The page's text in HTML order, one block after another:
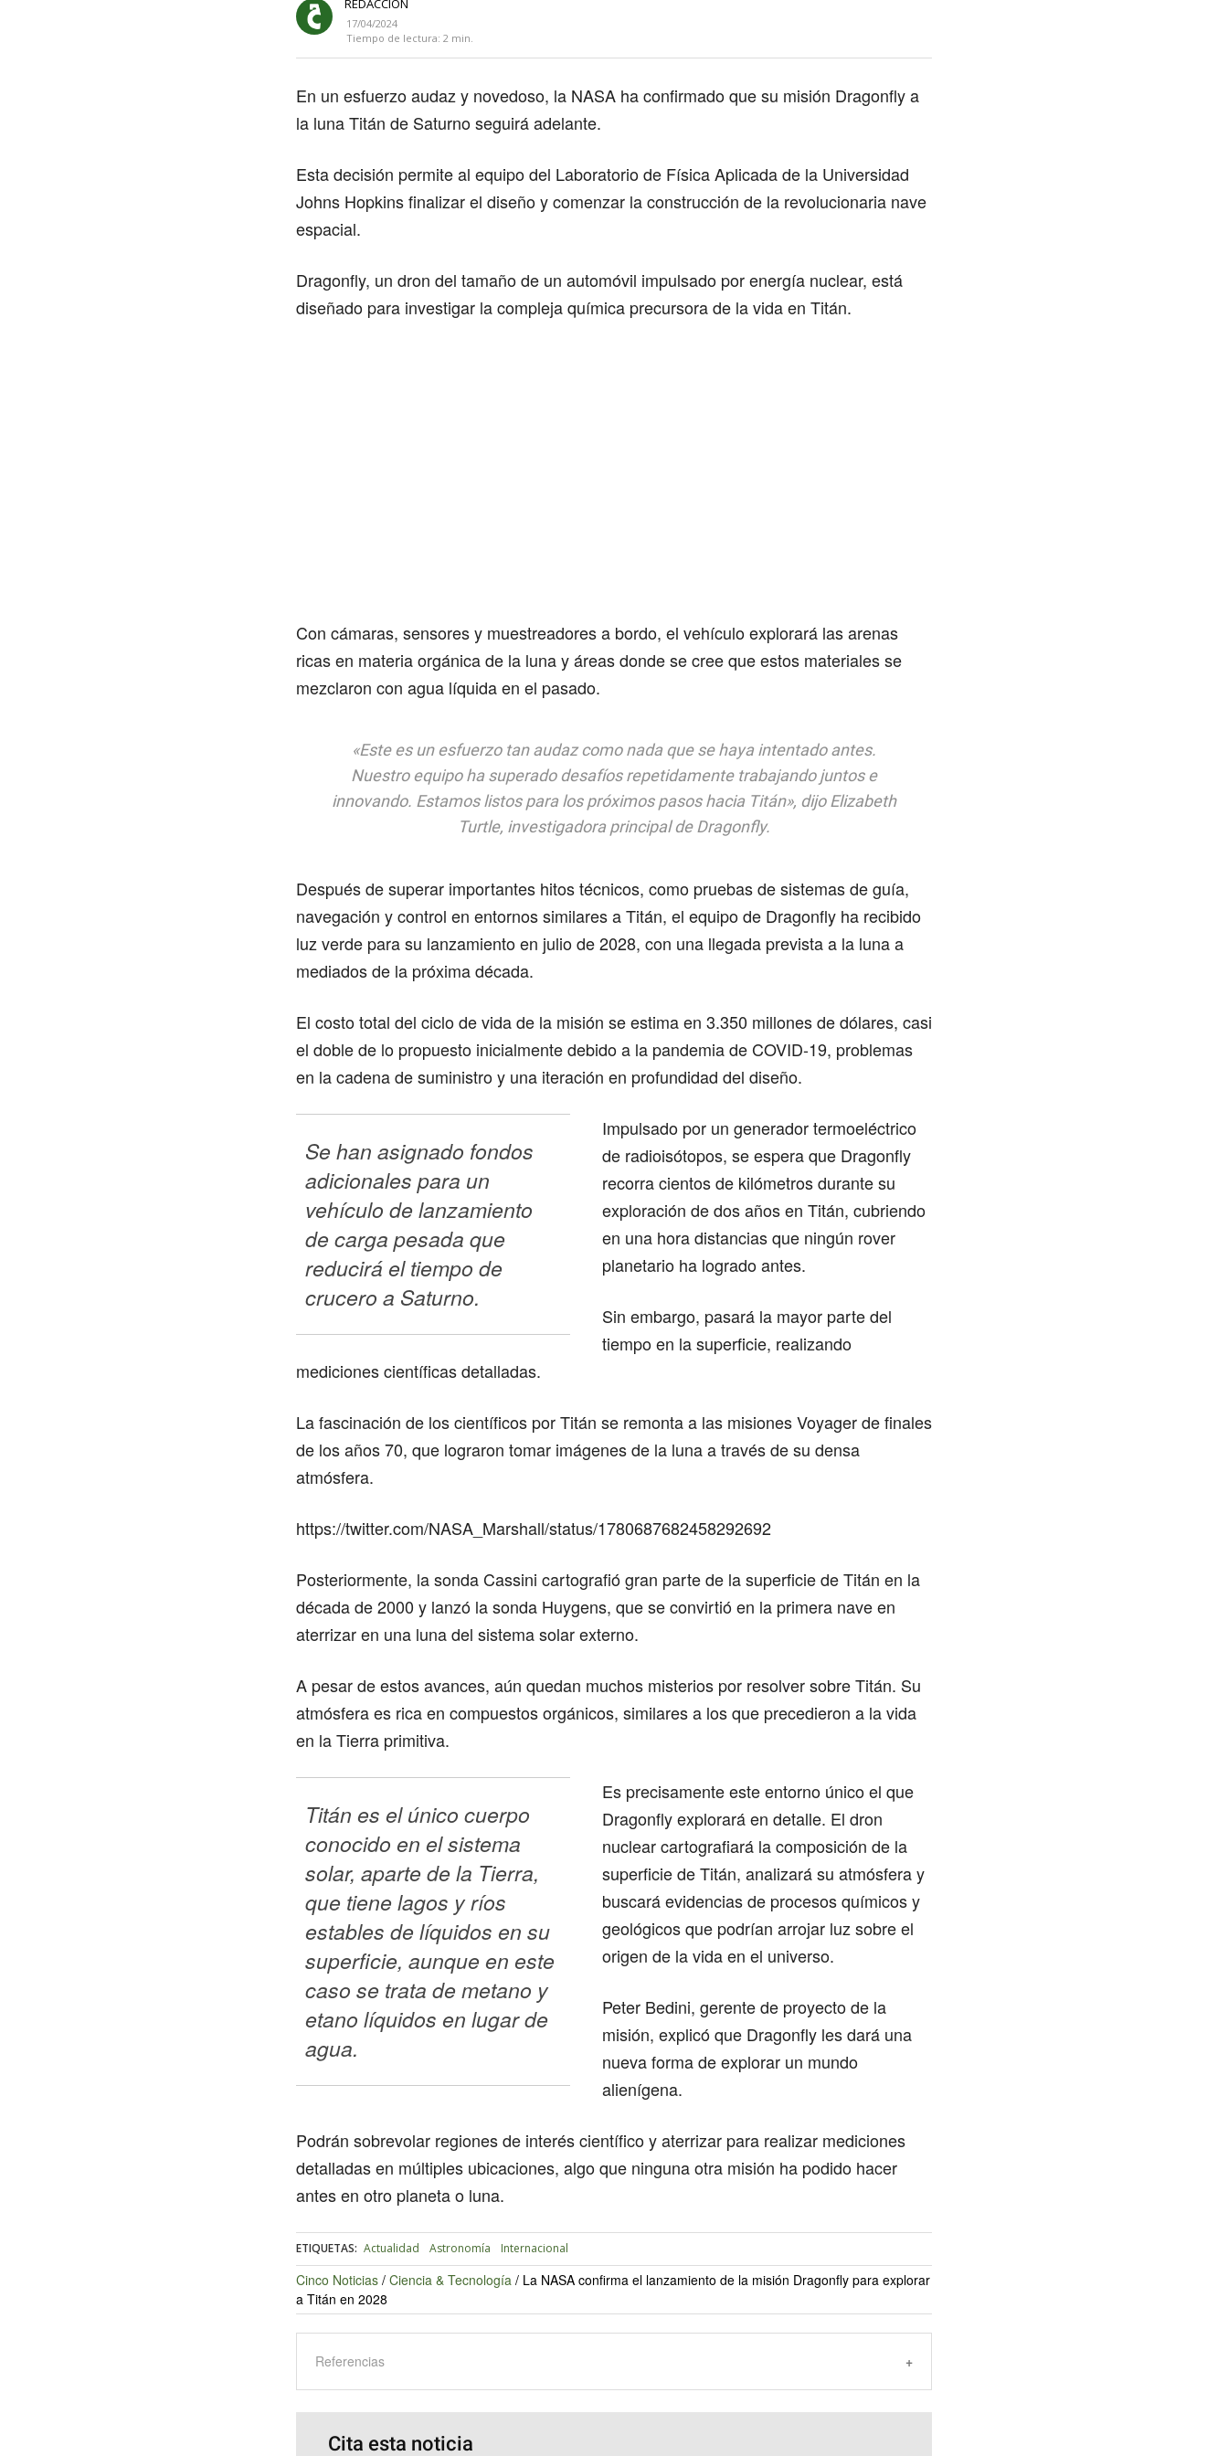
REDACCIÓN
17/04/2024
Tiempo de lectura: 2 min.
En un esfuerzo audaz y novedoso, la NASA ha confirmado que su misión Dragonfly a
la luna Titán de Saturno seguirá adelante.
Esta decisión permite al equipo del Laboratorio de Física Aplicada de la Universidad
Johns Hopkins finalizar el diseño y comenzar la construcción de la revolucionaria nave
espacial.
Dragonfly, un dron del tamaño de un automóvil impulsado por energía nuclear, está
diseñado para investigar la compleja química precursora de la vida en Titán.
Con cámaras, sensores y muestreadores a bordo, el vehículo explorará las arenas
ricas en materia orgánica de la luna y áreas donde se cree que estos materiales se
mezclaron con agua líquida en el pasado.
«Este es un esfuerzo tan audaz como nada que se haya intentado antes.
Nuestro equipo ha superado desafíos repetidamente trabajando juntos e
innovando. Estamos listos para los próximos pasos hacia Titán», dijo Elizabeth
Turtle, investigadora principal de Dragonfly.
Después de superar importantes hitos técnicos, como pruebas de sistemas de guía,
navegación y control en entornos similares a Titán, el equipo de Dragonfly ha recibido
luz verde para su lanzamiento en julio de 2028, con una llegada prevista a la luna a
mediados de la próxima década.
El costo total del ciclo de vida de la misión se estima en 3.350 millones de dólares, casi
el doble de lo propuesto inicialmente debido a la pandemia de COVID-19, problemas
en la cadena de suministro y una iteración en profundidad del diseño.
Se han asignado fondos
adicionales para un
vehículo de lanzamiento
de carga pesada que
reducirá el tiempo de
crucero a Saturno.
Impulsado por un generador termoeléctrico
de radioisótopos, se espera que Dragonfly
recorra cientos de kilómetros durante su
exploración de dos años en Titán, cubriendo
en una hora distancias que ningún rover
planetario ha logrado antes.
Sin embargo, pasará la mayor parte del
tiempo en la superficie, realizando
mediciones científicas detalladas.
La fascinación de los científicos por Titán se remonta a las misiones Voyager de finales
de los años 70, que lograron tomar imágenes de la luna a través de su densa
atmósfera.
https://twitter.com/NASA_Marshall/status/1780687682458292692
Posteriormente, la sonda Cassini cartografió gran parte de la superficie de Titán en la
década de 2000 y lanzó la sonda Huygens, que se convirtió en la primera nave en
aterrizar en una luna del sistema solar externo.
A pesar de estos avances, aún quedan muchos misterios por resolver sobre Titán. Su
atmósfera es rica en compuestos orgánicos, similares a los que precedieron a la vida
en la Tierra primitiva.
Titán es el único cuerpo
conocido en el sistema
solar, aparte de la Tierra,
que tiene lagos y ríos
estables de líquidos en su
superficie, aunque en este
caso se trata de metano y
etano líquidos en lugar de
agua.
Es precisamente este entorno único el que
Dragonfly explorará en detalle. El dron
nuclear cartografiará la composición de la
superficie de Titán, analizará su atmósfera y
buscará evidencias de procesos químicos y
geológicos que podrían arrojar luz sobre el
origen de la vida en el universo.
Peter Bedini, gerente de proyecto de la
misión, explicó que Dragonfly les dará una
nueva forma de explorar un mundo
alienígena.
Podrán sobrevolar regiones de interés científico y aterrizar para realizar mediciones
detalladas en múltiples ubicaciones, algo que ninguna otra misión ha podido hacer
antes en otro planeta o luna.
ETIQUETAS: Actualidad Astronomía Internacional
Cinco Noticias / Ciencia & Tecnología / La NASA confirma el lanzamiento de la misión Dragonfly para explorar
a Titán en 2028
Referencias
Cita esta noticia